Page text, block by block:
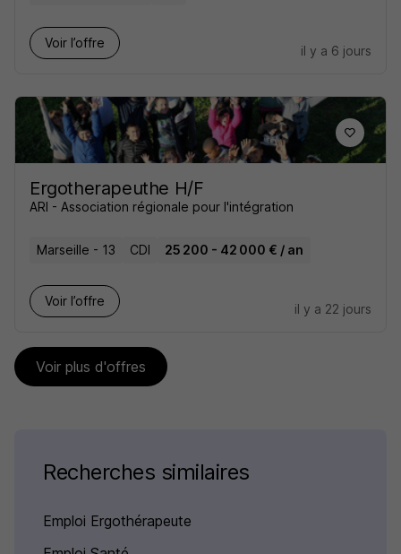
Voir l’offre
il y a 6 jours
Ergotherapeuthe H/F
ARI - Association régionale pour l'intégration
Marseille - 13 CDI 25 200 - 42 000 € / an
Voir l’offre
il y a 22 jours
Voir plus d'offres
Recherches similaires
Emploi Ergothérapeute